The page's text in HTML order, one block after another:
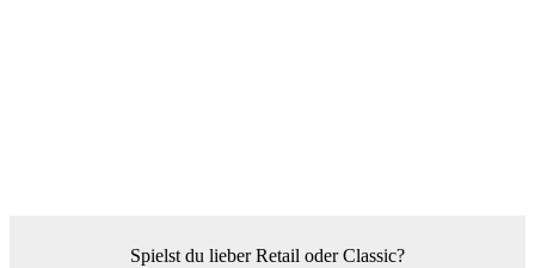
Spielst du lieber Retail oder Classic?